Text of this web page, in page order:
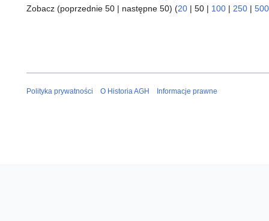
Zobacz (poprzednie 50 | następne 50) (20 | 50 | 100 | 250 | 500
Polityka prywatności O Historia AGH Informacje prawne